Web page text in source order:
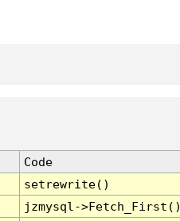
Code
setrewrite()
jzmysql-